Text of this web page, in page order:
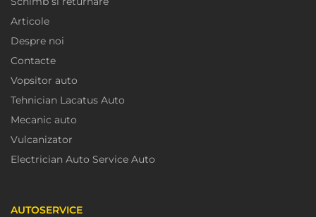
Articole
Despre noi
Contacte
Vopsitor auto
Tehnician Lacatus Auto
Mecanic auto
Vulcanizator
Electrician Auto Service Auto
AUTOSERVICE